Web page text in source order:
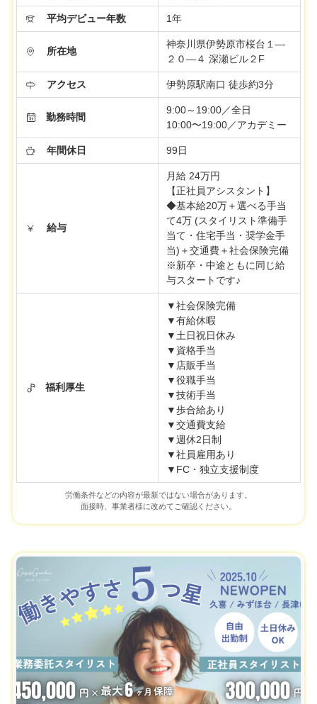
平均デビュー年数 1年
所在地
神奈川県伊勢原市桜台１―
２０―４ 深瀬ビル２F
アクセス 伊勢原駅南口 徒歩約3分
勤務時間
9:00～19:00／全日
10:00〜19:00／アカデミー
年間休日 99日
給与
月給 24万円
【正社員アシスタント】
◆基本給20万＋選べる手当
て4万 (スタイリスト準備手
当て・住宅手当・奨学金手
当)＋交通費＋社会保険完備
※新卒・中途ともに同じ給
与スタートです♪
福利厚生
▼社会保険完備
▼有給休暇
▼土日祝日休み
▼資格手当
▼店販手当
▼役職手当
▼技術手当
▼歩合給あり
▼交通費支給
▼週休2日制
▼社員雇用あり
▼FC・独立支援制度
労働条件などの内容が最新ではない場合があります。
面接時、事業者様に改めてご確認ください。